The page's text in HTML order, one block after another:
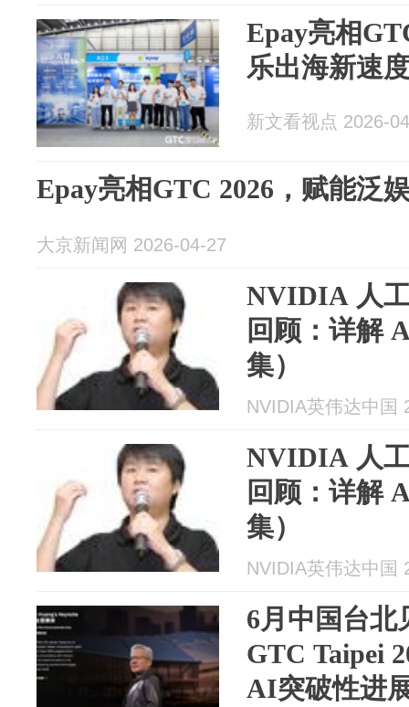
Epay亮相
乐出海新速
新文看视点 2026-
Epay亮相GTC 2026，赋能泛
大京新闻网 2026-04-27
NVIDIA 人
回顾：详解
集）
NVIDIA英伟达中国
NVIDIA 人
回顾：详解
集）
NVIDIA英伟达中国
6月中国台北
GTC Taipei
AI突破性进